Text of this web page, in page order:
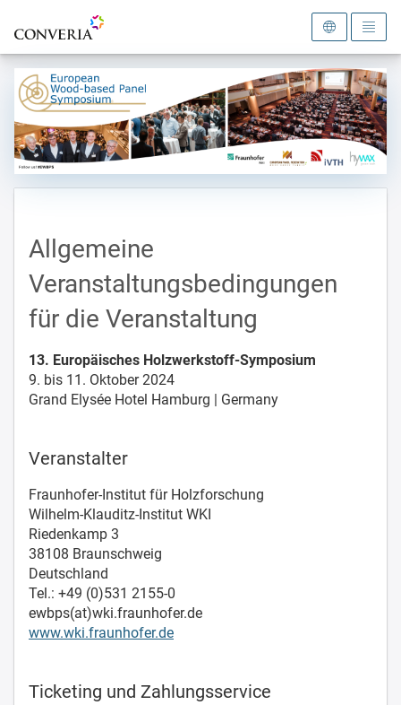
Zur Startseite
Allgemeine
Veranstaltungsbedingungen
für die Veranstaltung
13. Europäisches Holzwerkstoff-Symposium
9. bis 11. Oktober 2024
Grand Elysée Hotel Hamburg | Germany
Veranstalter
Fraunhofer-Institut für Holzforschung
Wilhelm-Klauditz-Institut WKI
Riedenkamp 3
38108 Braunschweig
Deutschland
Tel.: +49 (0)531 2155-0
ewbps(at)wki.fraunhofer.de
www.wki.fraunhofer.de
Ticketing und Zahlungsservice